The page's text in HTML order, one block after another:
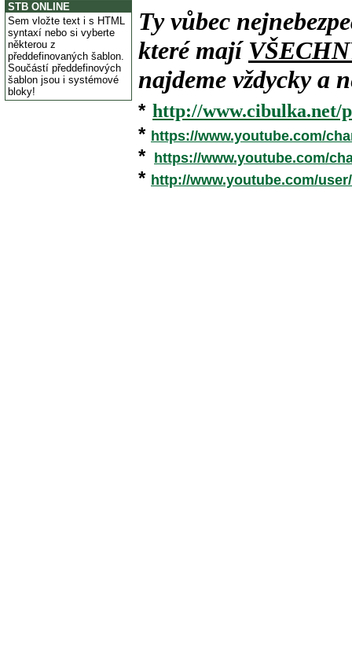
STB ONLINE
Sem vložte text i s HTML
syntaxí nebo si vyberte
některou z
předdefinovaných šablon.
Součástí předdefinových
šablon jsou i systémové
bloky!
Ty vůbec
které mají
najdeme vždycky a
* http://www.cibulka.net/
* https://www.youtube.com/
* https://www.youtube.com/
* http://www.youtube.com/